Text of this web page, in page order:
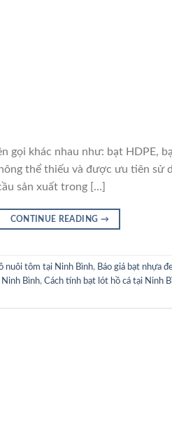
gọi khác nhau như: bạt HDPE,
thể thiếu và được ưu tiên sử
sản xuất trong […]
CONTINUE READING →
nuôi tôm tại Ninh Bình, Báo giá bạt nhựa
Bình, Cách tính bạt lót hồ cá tại Ninh